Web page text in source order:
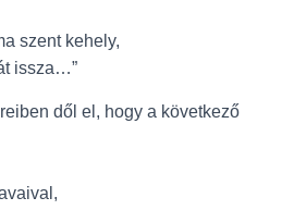
szent kehely,
issza…”
dől el, hogy a következő